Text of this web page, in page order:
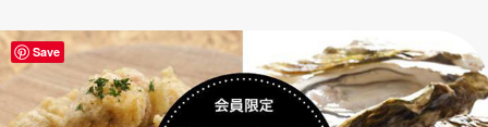
Save